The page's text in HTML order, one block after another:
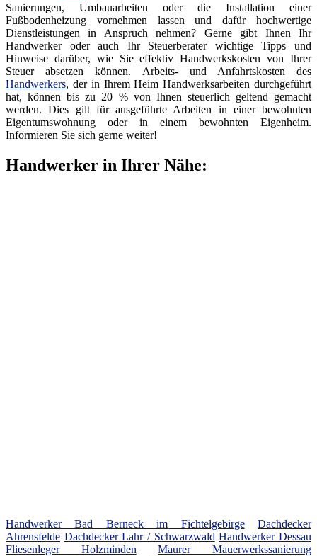
Sanierungen, Umbauarbeiten oder die Installation einer
Fußbodenheizung vornehmen lassen und dafür hochwertige
Dienstleistungen in Anspruch nehmen? Gerne gibt Ihnen Ihr
Handwerker oder auch Ihr Steuerberater wichtige Tipps und
Hinweise darüber, wie Sie effektiv Handwerkskosten von Ihrer
Steuer absetzen können. Arbeits- und Anfahrtskosten des
Handwerkers, der in Ihrem Heim Handwerksarbeiten durchgeführt
hat, können bis zu 20 % von Ihnen steuerlich geltend gemacht
werden. Dies gilt für ausgeführte Arbeiten in einer bewohnten
Eigentumswohnung oder in einem bewohnten Eigenheim.
Informieren Sie sich gerne weiter!
Handwerker in Ihrer Nähe:
Handwerker Bad Berneck im Fichtelgebirge
Dachdecker
Ahrensfelde Dachdecker Lahr / Schwarzwald Handwerker Dessau
Fliesenleger Holzminden
Maurer Mauerwerkssanierung